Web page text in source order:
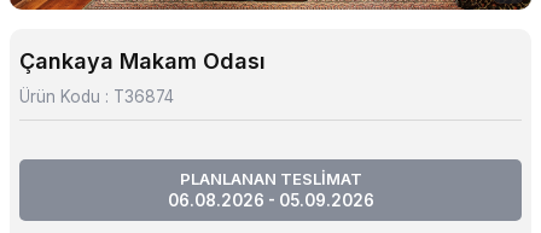
Çankaya Makam Odası
Ürün Kodu : T36874
PLANLANAN TESLİMAT
06.08.2026 - 05.09.2026